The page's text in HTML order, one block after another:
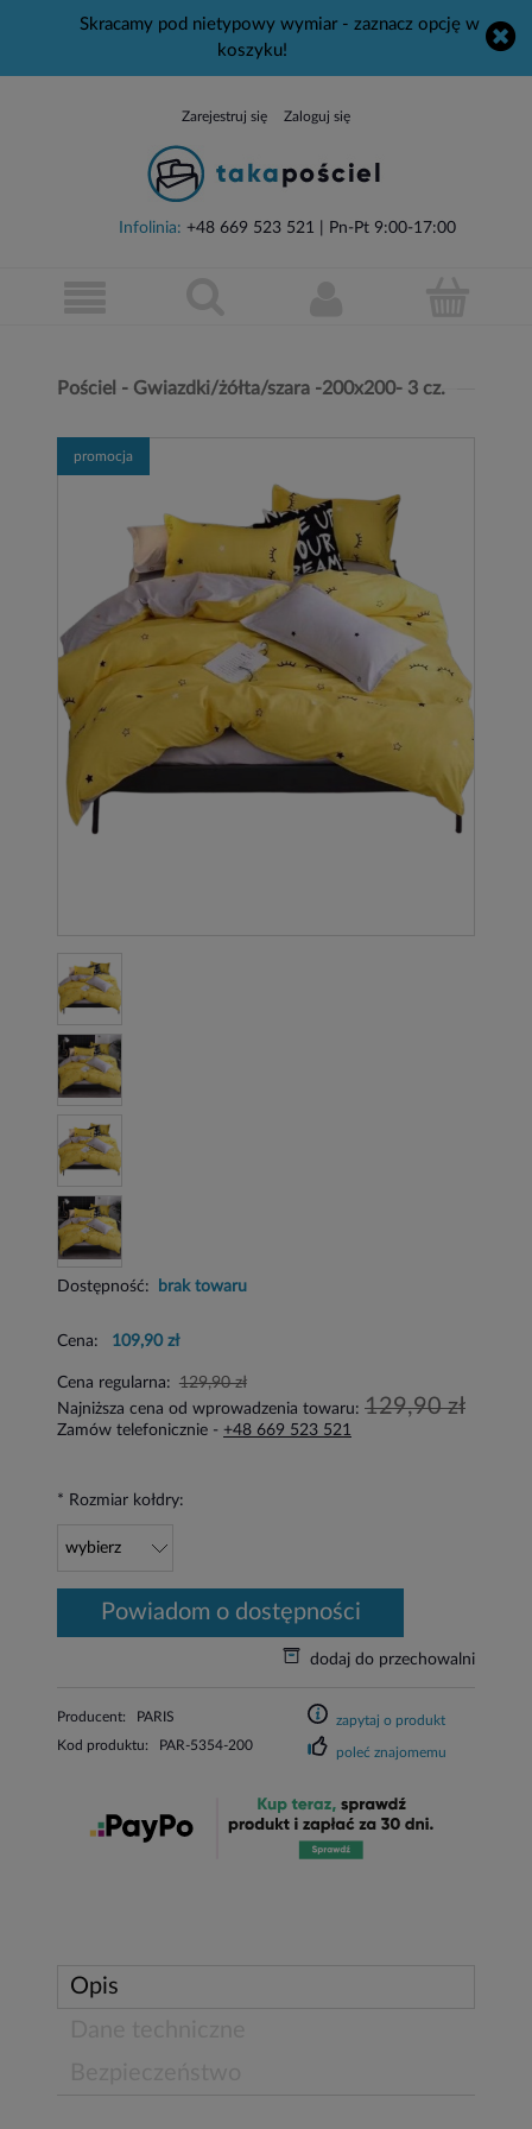
Skracamy pod nietypowy wymiar - zaznacz opcję w
koszyku!
Zarejestruj się Zaloguj się
Infolinia: +48 669 523 521 | Pn-Pt 9:00-17:00
Pościel - Gwiazdki/żółta/szara -200x200- 3 cz.
promocja
Dostępność: brak towaru
Cena: 109,90 zł
Cena regularna: 129,90 zł
Najniższa cena od wprowadzenia towaru: 129,90 zł
Zamów telefonicznie - +48 669 523 521
* Rozmiar kołdry:
powiadom o dostępności
dodaj do przechowalni
Producent:
PARIS
Kod produktu:
PAR-5354-200
zapytaj o produkt
poleć znajomemu
Opis